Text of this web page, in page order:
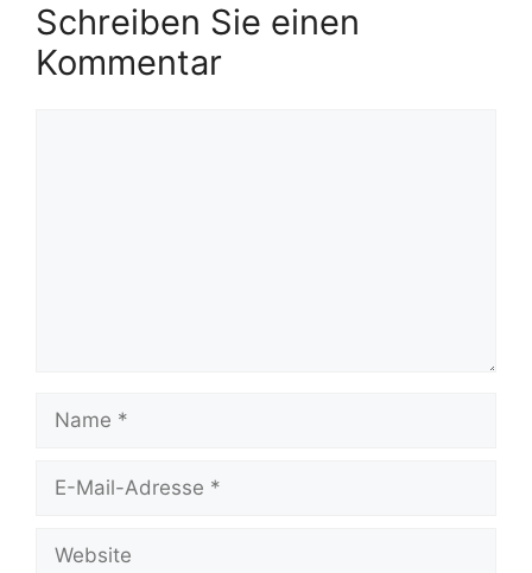
Schreiben Sie einen
Kommentar
Name
Website